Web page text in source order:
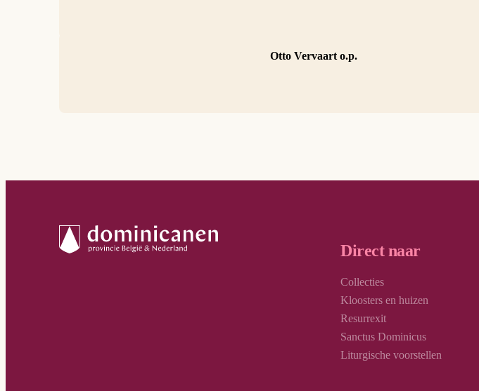
Otto Vervaart o.p.
Direct naar
Collecties
Kloosters en huizen
Resurrexit
Sanctus Dominicus
Liturgische voorstellen